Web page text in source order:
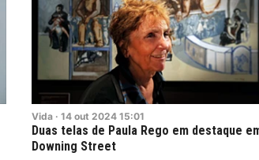
Vida · 14 out 2024 15:01
Duas telas de Paula Rego em destaque
Downing Street